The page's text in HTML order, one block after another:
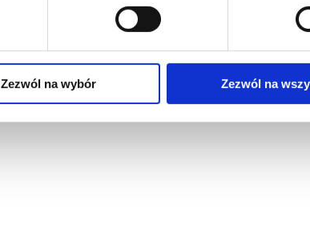
Zezwól na wybór Zezwól na